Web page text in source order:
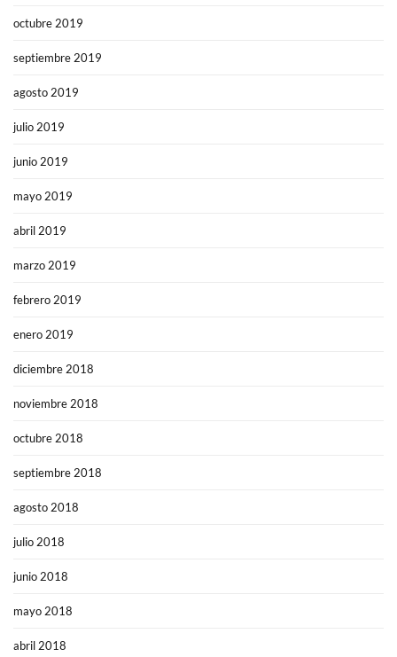
octubre 2019
septiembre 2019
agosto 2019
julio 2019
junio 2019
mayo 2019
abril 2019
marzo 2019
febrero 2019
enero 2019
diciembre 2018
noviembre 2018
octubre 2018
septiembre 2018
agosto 2018
julio 2018
junio 2018
mayo 2018
abril 2018